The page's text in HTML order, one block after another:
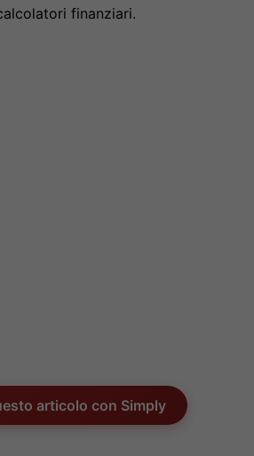
finanziari.
articolo con Simply